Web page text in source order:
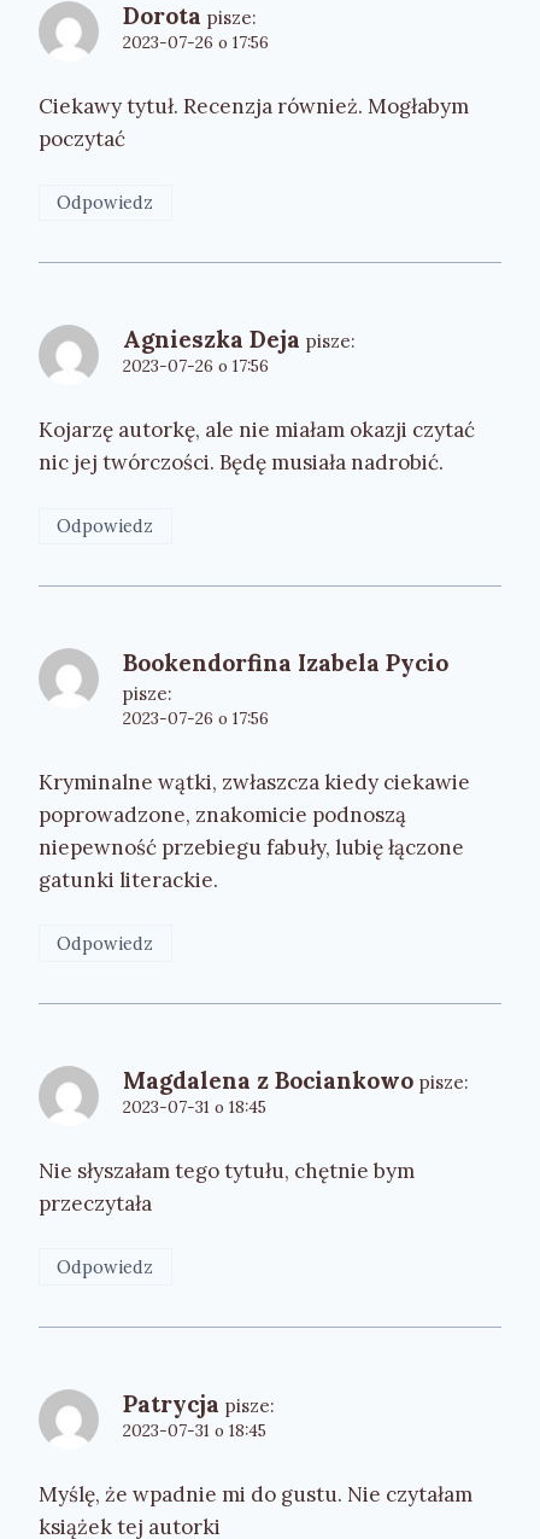
Dorota pisze:
2023-07-26 o 17:56
Ciekawy tytuł. Recenzja również. Mogłabym
poczytać
Odpowiedz
Agnieszka Deja pisze:
2023-07-26 o 17:56
Kojarzę autorkę, ale nie miałam okazji czytać
nic jej twórczości. Będę musiała nadrobić.
Odpowiedz
Bookendorfina Izabela Pycio
pisze:
2023-07-26 o 17:56
Kryminalne wątki, zwłaszcza kiedy ciekawie
poprowadzone, znakomicie podnoszą
niepewność przebiegu fabuły, lubię łączone
gatunki literackie.
Odpowiedz
Magdalena z Bociankowo pisze:
2023-07-31 o 18:45
Nie słyszałam tego tytułu, chętnie bym
przeczytała
Odpowiedz
Patrycja pisze:
2023-07-31 o 18:45
Myślę, że wpadnie mi do gustu. Nie czytałam
książek tej autorki